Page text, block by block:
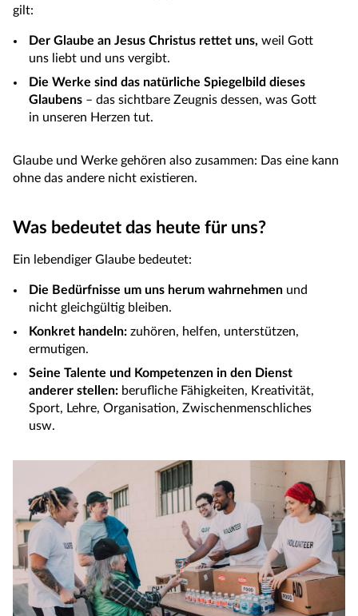
gilt:
Der Glaube an Jesus Christus rettet uns, weil Gott
uns liebt und uns vergibt.
Die Werke sind das natürliche Spiegelbild dieses
Glaubens – das sichtbare Zeugnis dessen, was Gott
in unseren Herzen tut.
Glaube und Werke gehören also zusammen: Das eine kann
ohne das andere nicht existieren.
Was bedeutet das heute für uns?
Ein lebendiger Glaube bedeutet:
Die Bedürfnisse um uns herum wahrnehmen und
nicht gleichgültig bleiben.
Konkret handeln: zuhören, helfen, unterstützen,
ermutigen.
Seine Talente und Kompetenzen in den Dienst
anderer stellen: berufliche Fähigkeiten, Kreativität,
Sport, Lehre, Organisation, Zwischenmenschliches
usw.